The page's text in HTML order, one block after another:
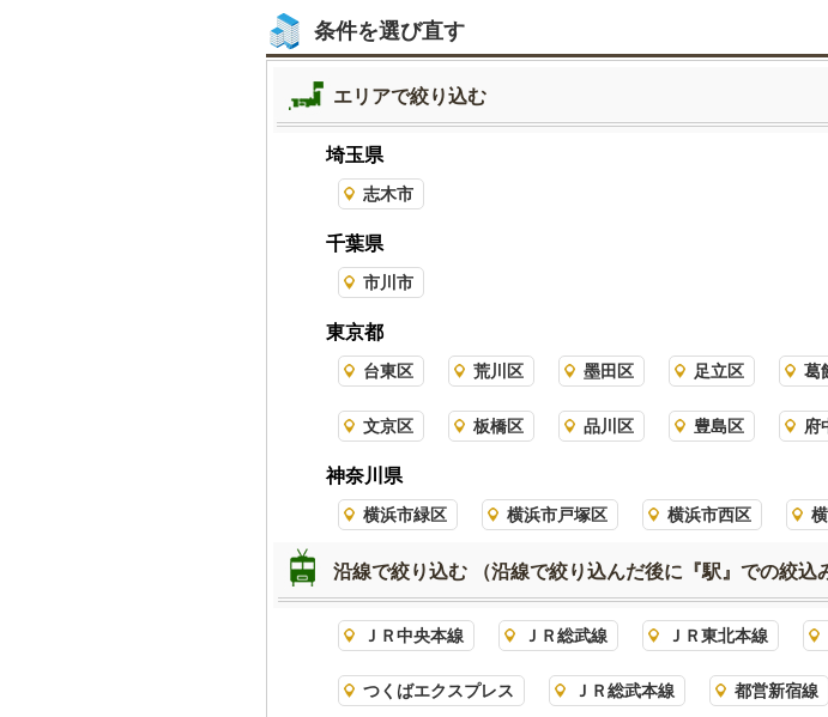
条件を選び直す
エリアで絞り込む
埼玉県
志木市
千葉県
市川市
東京都
台東区 荒川区 墨田区 足立区 葛
文京区 板橋区 品川区 豊島区 府
神奈川県
横浜市緑区 横浜市戸塚区 横浜市西区
沿線で絞り込む （沿線で絞り込んだ後に『駅』での絞込
ＪＲ中央本線 ＪＲ総武線 ＪＲ東北本線
つくばエクスプレス ＪＲ総武本線 都営新宿線